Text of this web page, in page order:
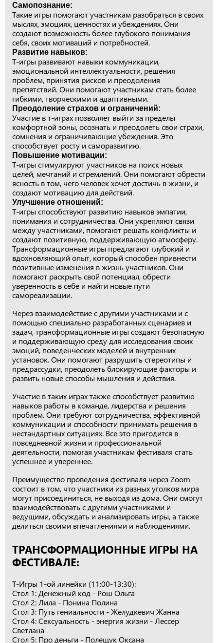
Самопознание:
Такие игры помогают участникам разобраться в своих
мыслях, эмоциях, ценностях и убеждениях. Они
создают возможность более глубокого понимания
себя, своих мотиваций и потребностей.
Развитие навыков:
Т-игры развивают навыки коммуникации,
эмоциональной интеллектуальности, решения
проблем, принятия рисков и преодоления
препятствий. Они помогают участникам стать более
гибкими, творческими и адаптивными.
Преодоление страхов и ограничений:
Участие в т-играх позволяет выйти за пределы
комфортной зоны, осознать и преодолеть свои страхи,
сомнения и ограничивающие убеждения. Это
способствует росту и саморазвитию.
Повышение мотивации:
Т-игры стимулируют участников на поиск новых
целей, мечтаний и стремлений. Они помогают обрести
ясность в том, чего человек хочет достичь в жизни, и
создают мотивацию для действий.
Улучшение отношений:
Т-игры способствуют развитию навыков эмпатии,
понимания и сотрудничества. Они укрепляют связи
между участниками, помогают решать конфликты и
создают позитивную, поддерживающую атмосферу.
Трансформационные игры предлагают глубокий и
вдохновляющий опыт, который способен привнести
позитивные изменения в жизнь участников. Они
помогают раскрыть свой потенциал, обрести
уверенность в себе и найти новые пути
самореализации.
Через взаимодействие с другими участниками и с
помощью специально разработанных сценариев и
задач, трансформационные игры создают безопасную
и поддерживающую среду для исследования своих
эмоций, поведенческих моделей и внутренних
установок. Они помогают разрушить стереотипы и
предрассудки, преодолеть блокирующие факторы и
развить новые способы мышления и действия.
Участие в таких играх также способствует развитию
навыков работы в команде, лидерства и решения
проблем. Они требуют сотрудничества, эффективной
коммуникации и способности принимать решения в
нестандартных ситуациях. Все это пригодится в
повседневной жизни и профессиональной
деятельности, помогая участникам фестиваля стать
успешнее и увереннее.
Преимущество проведения фестиваля через Zoom
состоит в том, что участники из разных уголков мира
могут присоединиться, не выходя из дома. Они смогут
взаимодействовать с другими участниками и
ведущими, обсуждать и анализировать игры, а также
делиться своими впечатлениями и наблюдениями.
ТРАНСФОРМАЦИОННЫЕ ИГРЫ НА
ФЕСТИВАЛЕ:
Т-Игры 1-ой линейки (11:00-13:30):
Стол 1: Денежный код - Рош Ольга
Стол 2: Лила - Понина Полина
Стол 3: Путь гениальности - Желудкевич Жанна
Стол 4: Сексуальность - энергия жизни - Лессер
Светлана
Стол 5: Про деньги - Полещук Оксана